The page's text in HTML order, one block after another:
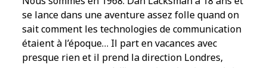
se lance dans une aventure assez folle quand on
sait comment les technologies de communication
étaient à l’époque… Il part en vacances avec
presque rien et il prend la direction Londres,